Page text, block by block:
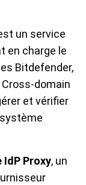
un service
en charge le
Bitdefender,
domain
et vérifier
IdP Proxy, un